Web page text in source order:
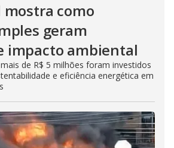
mostra como
geram
impacto ambiental
de R$ 5 milhões foram investidos
e eficiência energética em